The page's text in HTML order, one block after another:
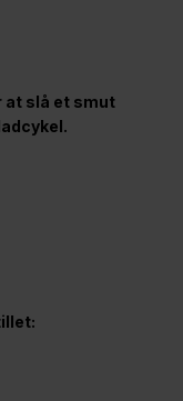
at slå et smut